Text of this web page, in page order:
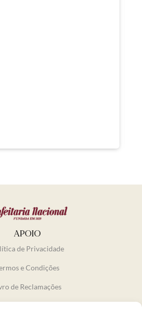
APOIO
de Privacidade
e Condições
de Reclamações